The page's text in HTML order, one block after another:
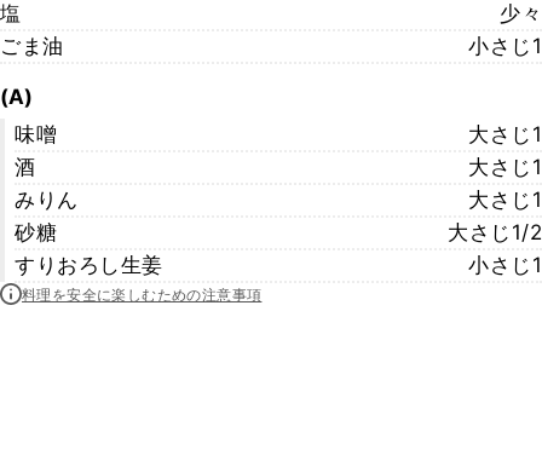
塩
少々
ごま油
小さじ1
(A)
味噌
大さじ1
酒
大さじ1
みりん
大さじ1
砂糖
大さじ1/2
すりおろし生姜
小さじ1
料理を安全に楽しむための注意事項